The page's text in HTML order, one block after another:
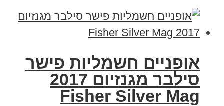
אופניים חשמליות פישר
סילבר מגנזיום 2017
Fisher Silver Mag